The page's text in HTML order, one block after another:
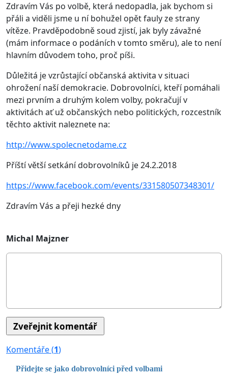
Zdravím Vás po volbě, která nedopadla, jak bychom si
přáli a viděli jsme u ní bohužel opět fauly ze strany
vítěze. Pravděpodobně soud zjistí, jak byly závažné
(mám informace o podáních v tomto směru), ale to není
hlavním důvodem toho, proč píši.
Důležitá je vzrůstající občanská aktivita v situaci
ohrožení naší demokracie. Dobrovolníci, kteří pomáhali
mezi prvním a druhým kolem volby, pokračují v
aktivitách ať už občanských nebo politických, rozcestník
těchto aktivit naleznete na:
http://www.spolecnetodame.cz
Příští větší setkání dobrovolníků je 24.2.2018
https://www.facebook.com/events/331580507348301/
Zdravím Vás a přeji hezké dny
Michal Majzner
Komentáře (1)
Přidejte se jako dobrovolníci před volbami